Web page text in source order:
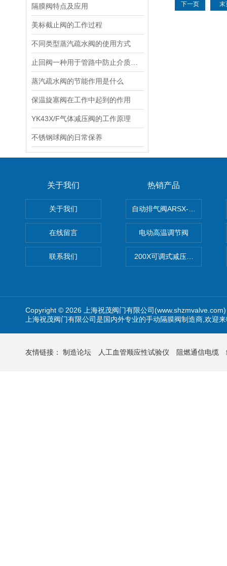
隔膜阀特点及应用
美标截止阀的工作过程
不同类型蒸汽疏水阀的使用方式
蒸汽疏水阀的节能作用是什么
保温旋塞阀在工作中起到的作用
YK43X/F气体减压阀的工作原理
不锈钢球阀的日常保养
下一页 末
关于我们
关于我们
在线留言
联系我们
热销产品
自动排气阀ARSX-0015/
电动高温调节阀
200X可调式减压阀（减压稳
Copyright © 2026 上海祝茂阀门有限公司
上海祝茂阀门有限公司是国内外专业的手动隔膜阀制造商,欢迎
友情链接： 制造论坛 人工血管顺应性试验仪 阻燃通信电缆